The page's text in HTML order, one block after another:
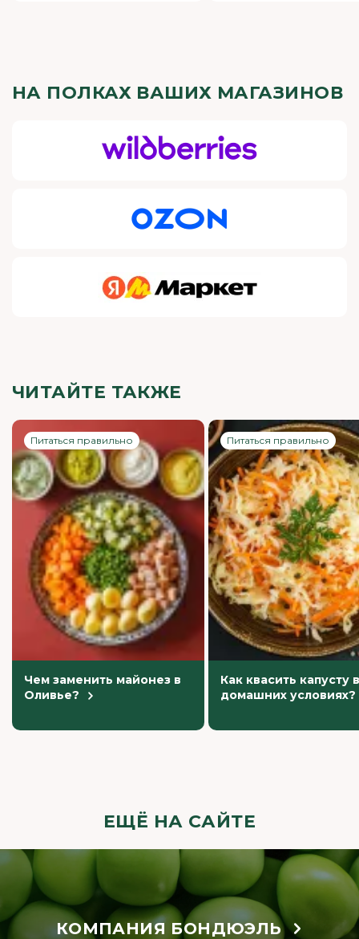
НА ПОЛКАХ ВАШИХ МАГАЗИНОВ
ЧИТАЙТЕ ТАКЖЕ
Питаться правильно
Чем заменить майонез в
Оливье?
Питаться правильно
Как квасить капусту в
домашних условиях?
ЕЩЁ НА САЙТЕ
КОМПАНИЯ БОНДЮЭЛЬ